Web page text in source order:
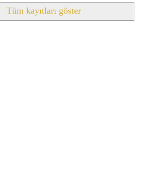
Tüm kayıtları göster